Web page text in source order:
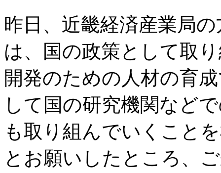
昨日、近畿経済産業局
は、国の政策として取
開発のための人材の育
して国の研究機関など
も取り組んでいくこと
とお願いしたところ、